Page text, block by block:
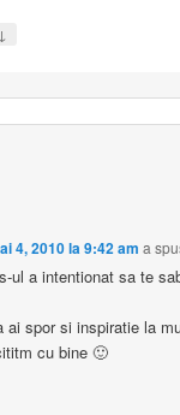
↓
4, 2010 la 9:42 am a
ul a intentionat sa te
ai spor si inspiratie la
cu bine 🙂